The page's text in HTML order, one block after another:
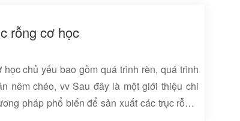
bề mặt thanh piston đến nhiệt độ d̑...
rỗng cơ học
chủ yếu bao gồm quá trình rèn, quá trình
nêm chéo, vv Sau đây là một giới thiệu chi
pháp phổ biến để sản xuất các trục rỗng,